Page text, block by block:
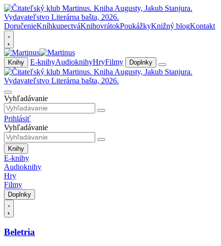
DoručenieKníhkupectváKnihovrátokPoukážkyKnižný blogKontakt
Knihy E-knihyAudioknihyHryFilmy Doplnky
Vyhľadávanie
Prihlásiť
Vyhľadávanie
Knihy
E-knihy
Audioknihy
Hry
Filmy
Doplnky
Beletria